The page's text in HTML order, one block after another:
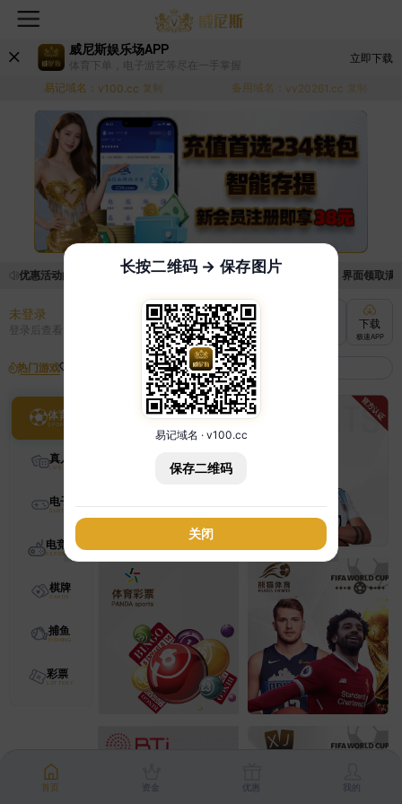
威尼斯娱乐场APP
体育下单，电子游艺等尽在一手掌握
立即下载
易记域名： v100.cc 复制 备用域名： vv20261.cc 复制
取优惠活动的手续麻烦，已新增优惠系统，现在可以前往【福利中心】界面领取
未登录
登录后查看 充值
快速到账
下载
极速APP
热门游戏
体育
真人
电子
电竞
棋牌
捕鱼
彩票
首页 资金 优惠 我的
长按二维码 → 保存图片
易记域名 · v100.cc
保存二维码
关闭